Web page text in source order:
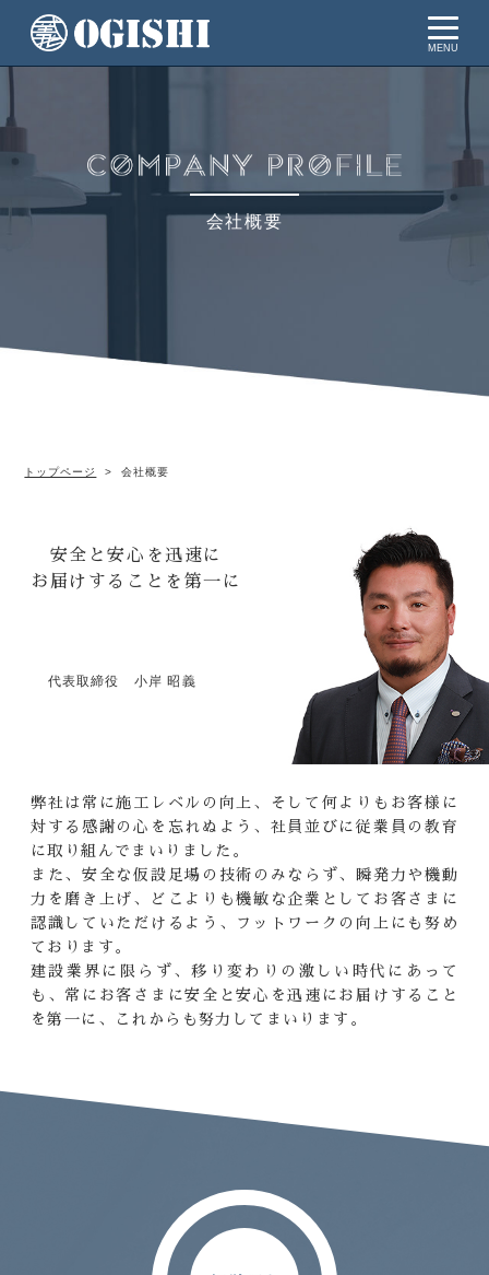
MENU
会社概要
トップページ 会社概要
代表取締役 小岸 昭義
安全と安心を迅速に
お届けすることを第一に
弊社は常に施工レベルの向上、
そして何よりもお客様に
対する感謝の心を忘れぬよう、 社員並びに従業員の教育
に取り組んでまいりました。
また、安全な仮設足場の技術のみならず、瞬発力や機動
力を磨き上げ、
どこよりも機敏な企業として お客さまに
認識していただけるよう、 フットワークの向上にも努め
ております。
建設業界に限らず、移り変わりの激しい時代にあって
も、常にお客さまに安全と安心を迅速にお届けすること
を第一に、
これからも努力してまいります。